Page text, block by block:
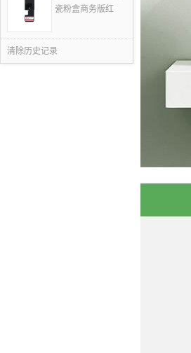
瓷粉盒商务版红
清除历史记录